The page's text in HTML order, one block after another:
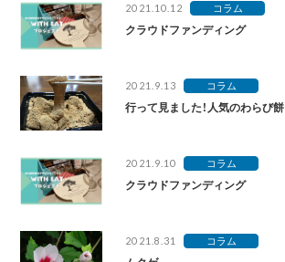
2021.10.12 コラム
クラウドファンディング
2021.9.13 コラム
行って見ました！人気のわらび餅
2021.9.10 コラム
クラウドファンディング
2021.8.31 コラム